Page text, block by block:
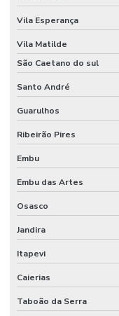
Vila Esperança
Vila Matilde
São Caetano do sul
Santo André
Guarulhos
Ribeirão Pires
Embu
Embu das Artes
Osasco
Jandira
Itapevi
Caierias
Taboão da Serra